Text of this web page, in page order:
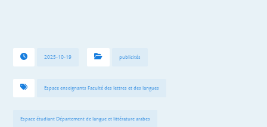
2025-10-19 publicités
Espace enseignants Faculté des lettres et des langues
Espace étudiant Département de langue et littérature arabes